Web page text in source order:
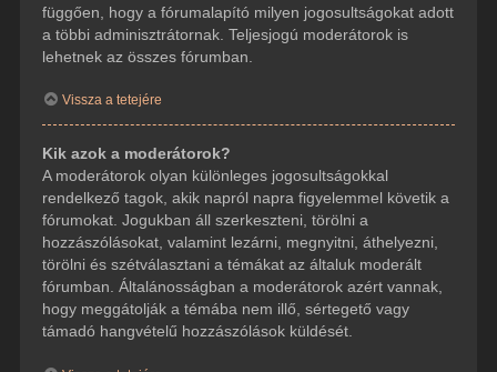
függően, hogy a fórumalapító milyen jogosultságokat adott
a többi adminisztrátornak. Teljesjogú moderátorok is
lehetnek az összes fórumban.
Vissza a tetejére
Kik azok a moderátorok?
A moderátorok olyan különleges jogosultságokkal
rendelkező tagok, akik napról napra figyelemmel követik a
fórumokat. Jogukban áll szerkeszteni, törölni a
hozzászólásokat, valamint lezárni, megnyitni, áthelyezni,
törölni és szétválasztani a témákat az általuk moderált
fórumban. Általánosságban a moderátorok azért vannak,
hogy meggátolják a témába nem illő, sértegető vagy
támadó hangvételű hozzászólások küldését.